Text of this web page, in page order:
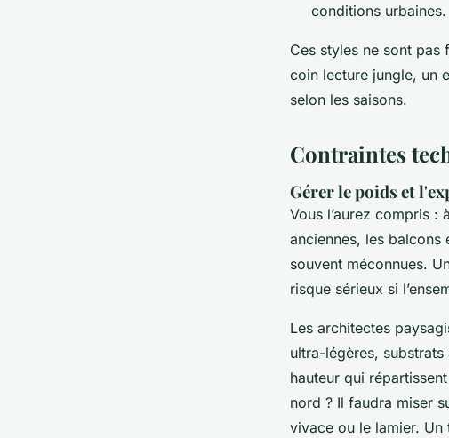
conditions urbaines.
Ces styles ne sont
coin lecture jungle, un
selon les saisons.
Contraintes
Gérer le poids et
Vous l’aurez compris :
anciennes, les balcons
souvent méconnues.
risque sérieux si
Les architectes
ultra-légères,
hauteur qui
nord ? Il faudra miser
vivace ou le lamier. Un